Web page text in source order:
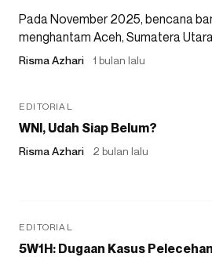
Pada November 2025, bencana
menghantam Aceh, Sumatera
Risma Azhari 1 bulan lalu
EDITORIAL
WNI, Udah Siap Belum?
Risma Azhari 2 bulan lalu
EDITORIAL
5W1H: Dugaan Kasus Pelecehan